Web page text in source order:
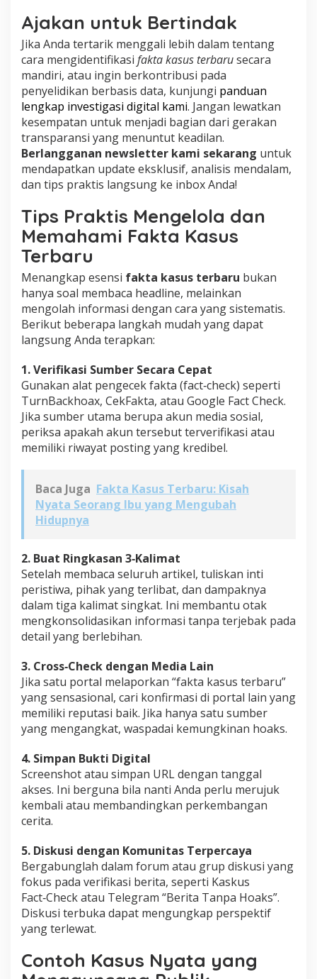
Ajakan untuk Bertindak
Jika Anda tertarik menggali lebih dalam tentang
cara mengidentifikasi fakta kasus terbarusecara
mandiri, atau ingin berkontribusi pada
penyelidikan berbasis data, kunjungi panduan
lengkap investigasi digital kami. Jangan lewatkan
kesempatan untuk menjadi bagian dari gerakan
transparansi yang menuntut keadilan.
Berlangganan newsletter kami sekarang untuk
mendapatkan update eksklusif, analisis mendalam,
dan tips praktis langsung ke inbox Anda!
Tips Praktis Mengelola dan
Memahami Fakta Kasus
Terbaru
Menangkap esensi fakta kasus terbaru bukan
hanya soal membaca headline, melainkan
mengolah informasi dengan cara yang sistematis.
Berikut beberapa langkah mudah yang dapat
langsung Anda terapkan:
1. Verifikasi Sumber Secara Cepat
Gunakan alat pengecek fakta (fact‑check) seperti
TurnBackhoax, CekFakta, atau Google Fact Check.
Jika sumber utama berupa akun media sosial,
periksa apakah akun tersebut terverifikasi atau
memiliki riwayat posting yang kredibel.
Baca Juga Fakta Kasus Terbaru: Kisah
Nyata Seorang Ibu yang Mengubah
Hidupnya
2. Buat Ringkasan 3‑Kalimat
Setelah membaca seluruh artikel, tuliskan inti
peristiwa, pihak yang terlibat, dan dampaknya
dalam tiga kalimat singkat. Ini membantu otak
mengkonsolidasikan informasi tanpa terjebak pada
detail yang berlebihan.
3. Cross‑Check dengan Media Lain
Jika satu portal melaporkan “fakta kasus terbaru”
yang sensasional, cari konfirmasi di portal lain yang
memiliki reputasi baik. Jika hanya satu sumber
yang mengangkat, waspadai kemungkinan hoaks.
4. Simpan Bukti Digital
Screenshot atau simpan URL dengan tanggal
akses. Ini berguna bila nanti Anda perlu merujuk
kembali atau membandingkan perkembangan
cerita.
5. Diskusi dengan Komunitas Terpercaya
Bergabunglah dalam forum atau grup diskusi yang
fokus pada verifikasi berita, seperti Kaskus
Fact‑Check atau Telegram “Berita Tanpa Hoaks”.
Diskusi terbuka dapat mengungkap perspektif
yang terlewat.
Contoh Kasus Nyata yang